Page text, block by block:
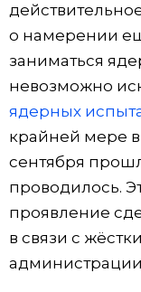
о намерении
заниматься
невозможно
ядерных
крайней мере
сентября
проводилось.
проявление
в связи с